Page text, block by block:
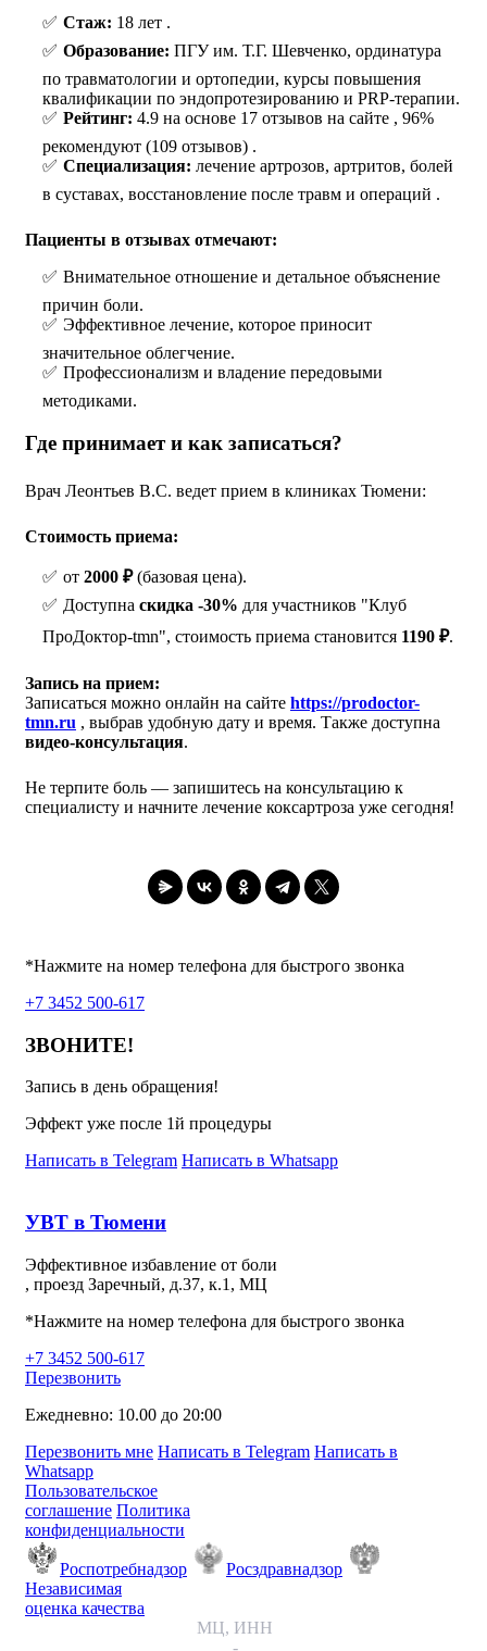
Стаж: 18 лет .
Образование: ПГУ им. Т.Г. Шевченко, ординатура
по травматологии и ортопедии, курсы повышения
квалификации по эндопротезированию и PRP-терапии.
Рейтинг: 4.9 на основе 17 отзывов на сайте , 96%
рекомендуют (109 отзывов) .
Специализация: лечение артрозов, артритов, болей
в суставах, восстановление после травм и операций .
Пациенты в отзывах отмечают:
Внимательное отношение и детальное объяснение
причин боли.
Эффективное лечение, которое приносит
значительное облегчение.
Профессионализм и владение передовыми
методиками.
Где принимает и как записаться?
Врач Леонтьев В.С. ведет прием в клиниках Тюмени:
Стоимость приема:
от 2000 ₽(базовая цена).
Доступна скидка -30% для участников "Клуб
ПроДоктор-tmn", стоимость приема становится 1190 ₽.
Запись на прием:
Записаться можно онлайн на сайте https://prodoctor-
tmn.ru , выбрав удобную дату и время. Также доступна
видео-консультация.
Не терпите боль — запишитесь на консультацию к
специалисту и начните лечение коксартроза уже сегодня!
*Нажмите на номер телефона для быстрого звонка
+7 3452 500-617
ЗВОНИТЕ!
Запись в день обращения!
Эффект уже после 1й процедуры
Написать в Telegram Написать в Whatsapp
УВТ в Тюмени
Эффективное избавление от боли
, проезд Заречный, д.37, к.1, МЦ
*Нажмите на номер телефона для быстрого звонка
+7 3452 500-617
Перезвонить
Ежедневно: 10.00 до 20:00
Перезвонить мне Написать в Telegram Написать в
Whatsapp
Пользовательское
соглашение Политика
конфиденциальности
Роспотребнадзор
Росздравнадзор
Независимая
оценка качества
МЦ, ИНН
-